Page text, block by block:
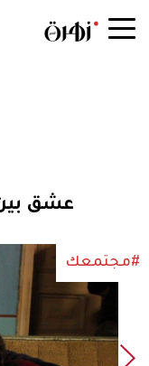
عشق
#مجتمعك